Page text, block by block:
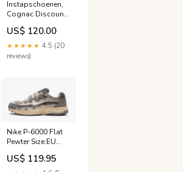
Instapschoenen,
Cognac Discount
US$ 120.00
★★★★★ 4.5 (20
reviews)
Nike P-6000 Flat
Pewter Size:EU
US$ 119.95